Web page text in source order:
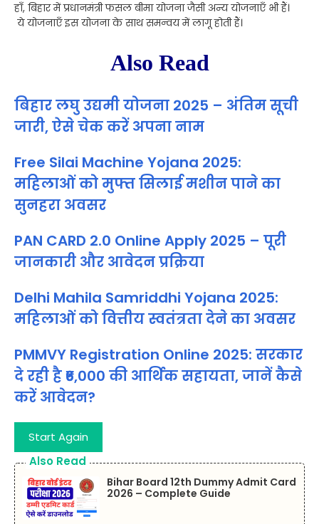
हाँ, बिहार में प्रधानमंत्री फसल बीमा योजना जैसी अन्य योजनाएँ भी हैं।
ये योजनाएँ इस योजना के साथ समन्वय में लागू होती हैं।
Also Read
बिहार लघु उद्यमी योजना 2025 – अंतिम सूची
जारी, ऐसे चेक करें अपना नाम
Free Silai Machine Yojana 2025:
महिलाओं को मुफ्त सिलाई मशीन पाने का
सुनहरा अवसर
PAN CARD 2.0 Online Apply 2025 – पूरी
जानकारी और आवेदन प्रक्रिया
Delhi Mahila Samriddhi Yojana 2025:
महिलाओं को वित्तीय स्वतंत्रता देने का अवसर
PMMVY Registration Online 2025: सरकार
दे रही है ₹6,000 की आर्थिक सहायता, जानें कैसे
करें आवेदन?
Start Again
Also Read
Bihar Board 12th Dummy Admit Card
2026 – Complete Guide